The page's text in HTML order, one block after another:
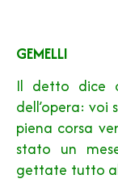
GEMELLI
Il detto dice
dell’opera: voi
piena corsa
stato un
gettate tutto